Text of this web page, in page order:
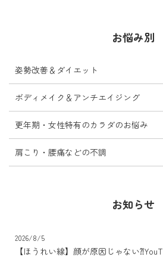
お悩み別
姿勢改善＆ダイエット
ボディメイク＆アンチエイジング
更年期・女性特有のカラダのお悩み
肩こり・腰痛などの不調
お知らせ
2026/8/5
【ほうれい線】顔が原因じゃない